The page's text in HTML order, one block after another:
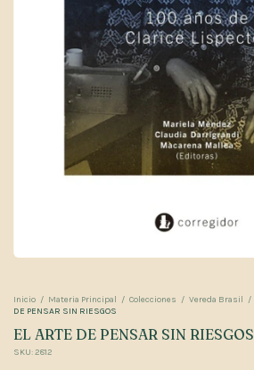
Inicio / Materia Principal / Colecciones / Vereda Brasil /
DE PENSAR SIN RIESGOS
EL ARTE DE PENSAR SIN RIESGOS
SKU:2812